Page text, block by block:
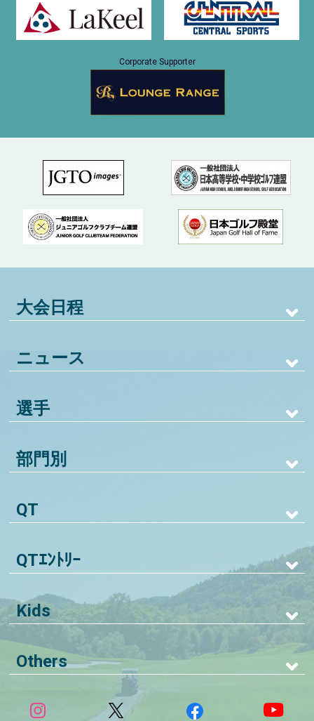
Corporate Supporter
大会日程
ニュース
選手
部門別
QT
QTｴﾝﾄﾘｰ
Kids
Others